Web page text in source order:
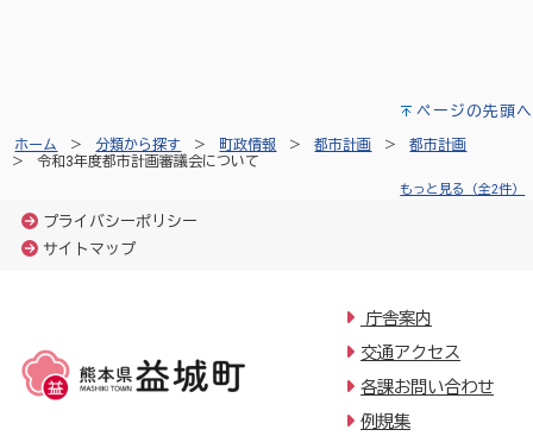
ページの先頭へ
ホーム 分類から探す 町政情報 都市計画
都市計画
令和3年度都市計画審議会について
もっと見る（全2件）
プライバシーポリシー
サイトマップ
庁舎案内
交通アクセス
各課お問い合わせ
例規集